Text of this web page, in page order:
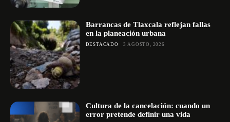
Barrancas de Tlaxcala reflejan fallas
en la planeación urbana
DESTACADO 3 AGOSTO, 2026
Cultura de la cancelación: cuando un
error pretende definir una vida